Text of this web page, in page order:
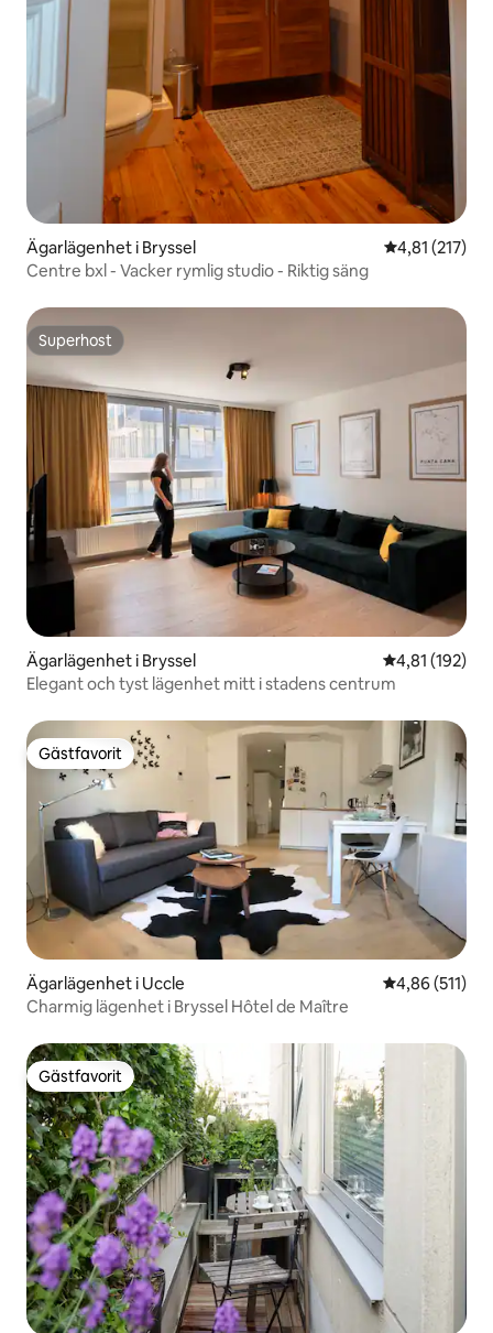
Ägarlägenhet i Bryssel 4,81 av 5 i
4,81 (217)
Centre bxl - Vacker rymlig studio - Riktig säng
Superhost
Superhost
Ägarlägenhet i Bryssel 4,81 av 5 i
4,81 (192)
Elegant och tyst lägenhet mitt i stadens centrum
Gästfavorit
Gästfavorit
Ägarlägenhet i Uccle 4,86 av 5 i
4,86 (511)
Charmig lägenhet i Bryssel Hôtel de Maître
Gästfavorit
Gästfavorit